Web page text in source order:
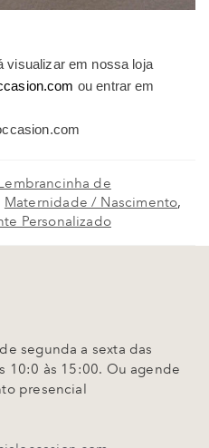
visualizar em nossa loja
ou entrar em
de
Maternidade / Nascimento,
Personalizado
segunda a sexta das
10:0 às 15:00. Ou agende
presencial